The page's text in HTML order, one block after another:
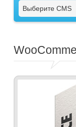
Выберите CMS